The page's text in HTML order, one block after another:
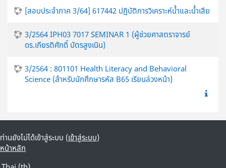
[สอบประจำภาค 3/64] 617442 ปฏิบัติการวิเคราะห์น้ำและน้ำเสีย
3/2564 IPH03 7017 SEMINAR 1 (ผู้ช่วยศาสตราจารย์
ดร.เกียรติศักดิ์ บัตรสูงเนิน)
3/2564 : 801101 Health Literacy and Behavioral
Science (สำหรับนักศึกษารหัส B65 เรียนล่วงหน้า)
ท่านยังไม่ได้เข้าสู่ระบบ (เข้าสู่ระบบ)
หน้าหลัก